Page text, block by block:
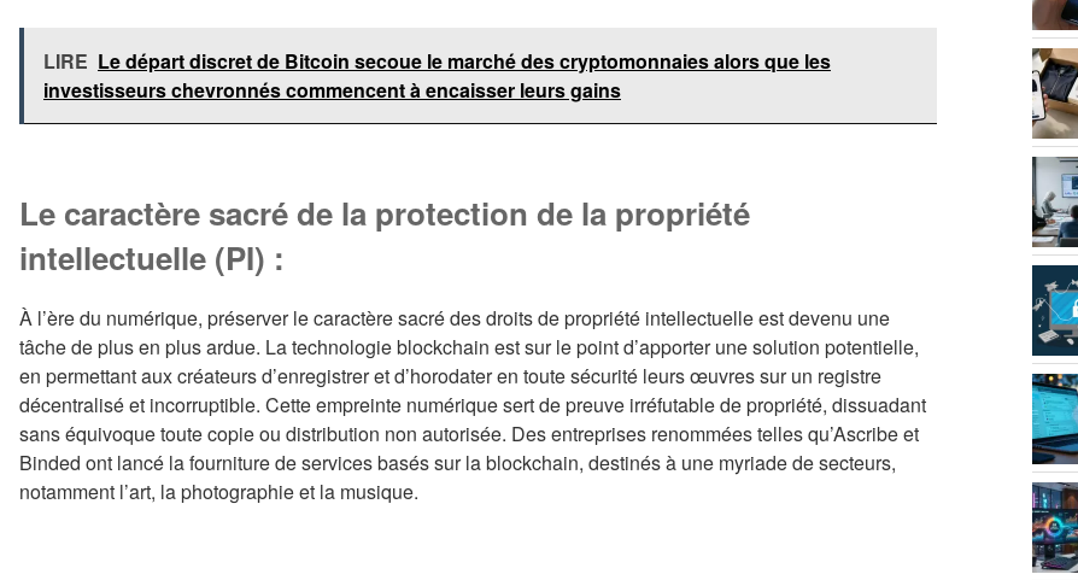
LIRE Le départ discret de Bitcoin secoue le marché des cryptomonnaies alors que les
investisseurs chevronnés commencent à encaisser leurs gains
Le caractère sacré de la protection de la propriété
intellectuelle (PI) :
À l’ère du numérique, préserver le caractère sacré des droits de propriété intellectuelle est devenu une
tâche de plus en plus ardue. La technologie blockchain est sur le point d’apporter une solution potentielle,
en permettant aux créateurs d’enregistrer et d’horodater en toute sécurité leurs œuvres sur un registre
décentralisé et incorruptible. Cette empreinte numérique sert de preuve irréfutable de propriété, dissuadant
sans équivoque toute copie ou distribution non autorisée. Des entreprises renommées telles qu’Ascribe et
Binded ont lancé la fourniture de services basés sur la blockchain, destinés à une myriade de secteurs,
notamment l’art, la photographie et la musique.